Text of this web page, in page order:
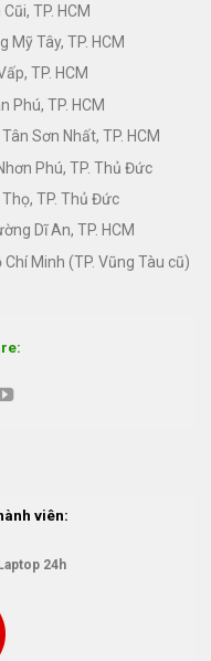
TP. HCM
Mỹ Tây, TP. HCM
TP. HCM
Phú, TP. HCM
Sơn Nhất, TP. HCM
Phú, TP. Thủ Đức
TP. Thủ Đức
Dĩ An, TP. HCM
Minh (TP. Vũng Tàu cũ)
viên:
24h